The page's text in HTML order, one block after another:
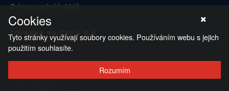
Ochrana osobních údajů
TOVÁRNA NA ČAS S.R.O.
Českých legií 5
549 01 Nové Město nad Metují
Puncovní značky
Cookies
Tyto stránky využívají soubory cookies. Používáním webu s jejich
použitím souhlasíte.
Rozumím